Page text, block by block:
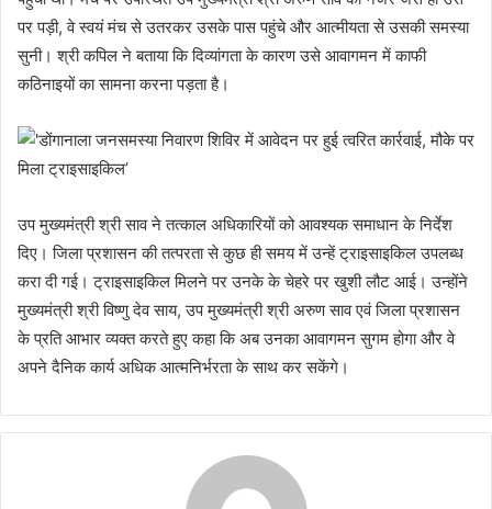
पर पड़ी, वे स्वयं मंच से उतरकर उसके पास पहुंचे और आत्मीयता से उसकी समस्या
सुनी। श्री कपिल ने बताया कि दिव्यांगता के कारण उसे आवागमन में काफी
कठिनाइयों का सामना करना पड़ता है।
उप मुख्यमंत्री श्री साव ने तत्काल अधिकारियों को आवश्यक समाधान के निर्देश
दिए। जिला प्रशासन की तत्परता से कुछ ही समय में उन्हें ट्राइसाइकिल उपलब्ध
करा दी गई। ट्राइसाइकिल मिलने पर उनके के चेहरे पर खुशी लौट आई। उन्होंने
मुख्यमंत्री श्री विष्णु देव साय, उप मुख्यमंत्री श्री अरुण साव एवं जिला प्रशासन
के प्रति आभार व्यक्त करते हुए कहा कि अब उनका आवागमन सुगम होगा और वे
अपने दैनिक कार्य अधिक आत्मनिर्भरता के साथ कर सकेंगे।